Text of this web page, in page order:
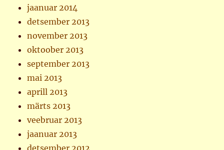
jaanuar 2014
detsember 2013
november 2013
oktoober 2013
september 2013
mai 2013
aprill 2013
märts 2013
veebruar 2013
jaanuar 2013